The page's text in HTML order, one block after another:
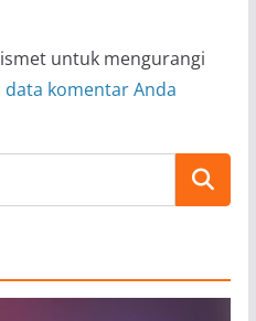
untuk mengurangi
komentar Anda